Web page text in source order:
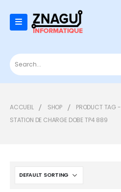
ACCUEIL SHOP
PRODUCT TAG -
STATION DE CHARGE DOBE TP4 889